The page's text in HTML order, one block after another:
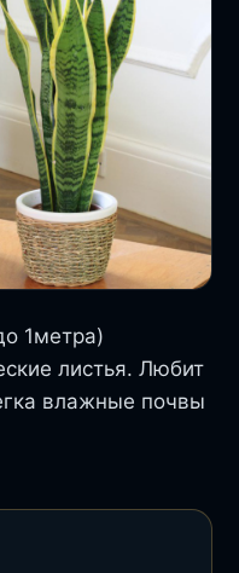
1метра)
листья. Любит
влажные почвы